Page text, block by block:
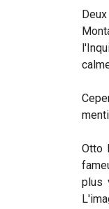
Otto
plus